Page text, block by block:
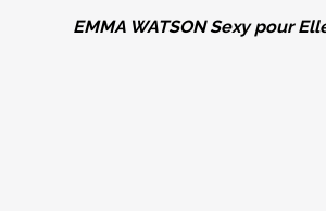
EMMA WATSON Sexy pour